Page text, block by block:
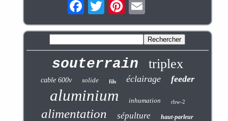
souterrain triplex
cable 600v solide fils éclairage feeder
aluminium inhumation rhw-2
alimentation sépulture haut-parleur